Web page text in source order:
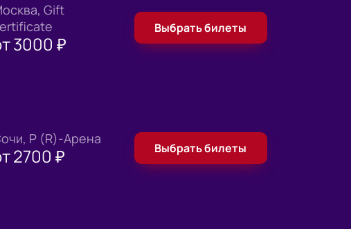
Gift
3000 ₽
Выбрать билеты
Р (R)-Арена
2700 ₽ Выбрать билеты